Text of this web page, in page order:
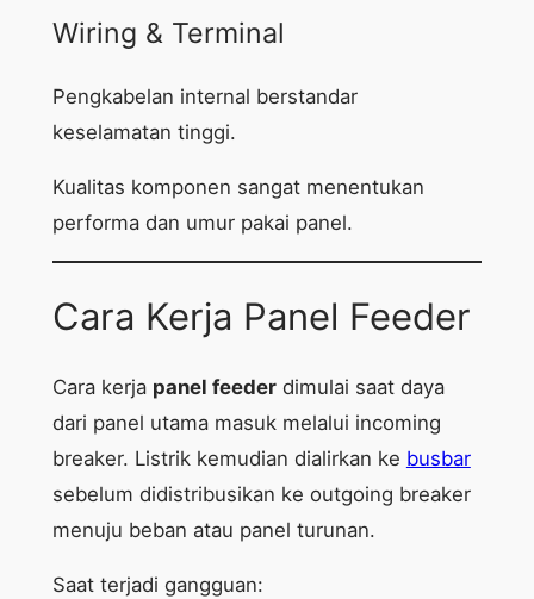
Wiring & Terminal
Pengkabelan internal berstandar
keselamatan tinggi.
Kualitas komponen sangat menentukan
performa dan umur pakai panel.
Cara Kerja Panel Feeder
Cara kerja panel feederdimulai saat daya
dari panel utama masuk melalui incoming
breaker. Listrik kemudian dialirkan ke busbar
sebelum didistribusikan ke outgoing breaker
menuju beban atau panel turunan.
Saat terjadi gangguan: